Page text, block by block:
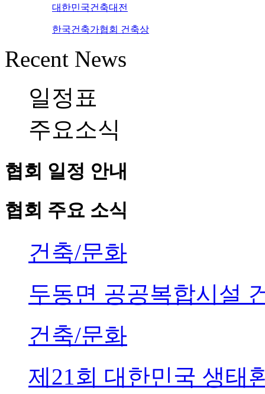
대한민국건축대전
한국건축가협회 건축상
Recent News
일정표
주요소식
협회 일정 안내
협회 주요 소식
건축/문화
두동면 공공복합시설
건축/문화
제21회 대한민국 생태